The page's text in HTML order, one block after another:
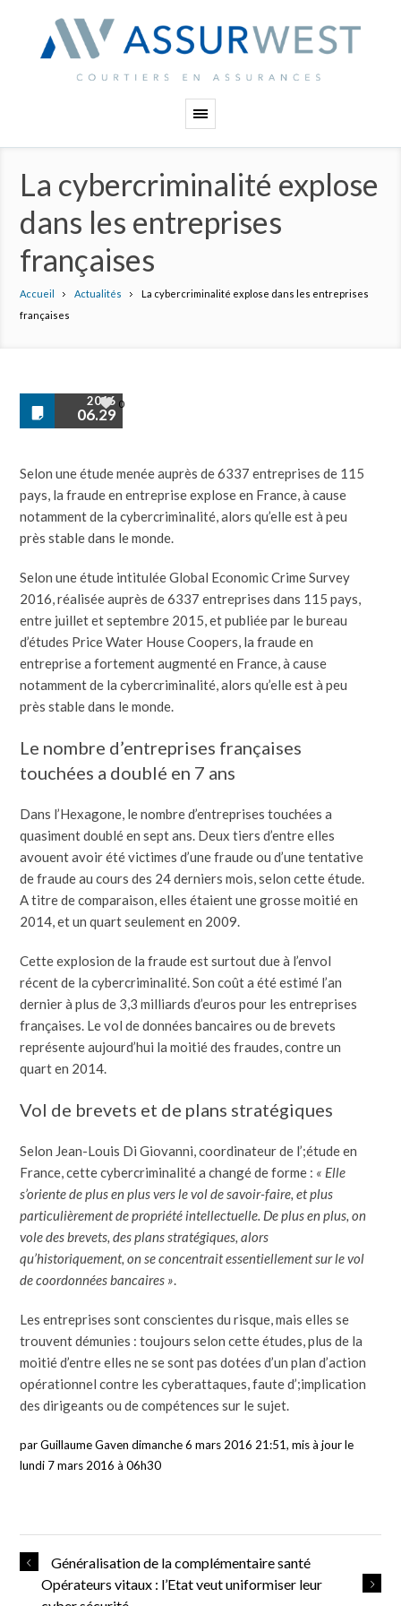
La cybercriminalité explose
dans les entreprises
françaises
Accueil Actualités
La cybercriminalité explose dans les entreprises
françaises
2016
06.29
0
Selon une étude menée auprès de 6337 entreprises de 115
pays, la fraude en entreprise explose en France, à cause
notamment de la cybercriminalité, alors qu’elle est à peu
près stable dans le monde.
Selon une étude intitulée Global Economic Crime Survey
2016, réalisée auprès de 6337 entreprises dans 115 pays,
entre juillet et septembre 2015, et publiée par le bureau
d’études Price Water House Coopers, la fraude en
entreprise a fortement augmenté en France, à cause
notamment de la cybercriminalité, alors qu’elle est à peu
près stable dans le monde.
Le nombre d’entreprises françaises
touchées a doublé en 7 ans
Dans l’Hexagone, le nombre d’entreprises touchées a
quasiment doublé en sept ans. Deux tiers d’entre elles
avouent avoir été victimes d’une fraude ou d’une tentative
de fraude au cours des 24 derniers mois, selon cette étude.
A titre de comparaison, elles étaient une grosse moitié en
2014, et un quart seulement en 2009.
Cette explosion de la fraude est surtout due à l’envol
récent de la cybercriminalité. Son coût a été estimé l’an
dernier à plus de 3,3 milliards d’euros pour les entreprises
françaises. Le vol de données bancaires ou de brevets
représente aujourd’hui la moitié des fraudes, contre un
quart en 2014.
Vol de brevets et de plans stratégiques
Selon Jean-Louis Di Giovanni, coordinateur de l’;étude en
France, cette cybercriminalité a changé de forme : « Elle
s’oriente de plus en plus vers le vol de savoir-faire, et plus
particulièrement de propriété intellectuelle. De plus en plus, on
vole des brevets, des plans stratégiques, alors
qu’historiquement, on se concentrait essentiellement sur le vol
de coordonnées bancaires ».
Les entreprises sont conscientes du risque, mais elles se
trouvent démunies : toujours selon cette études, plus de la
moitié d’entre elles ne se sont pas dotées d’un plan d’action
opérationnel contre les cyberattaques, faute d’;implication
des dirigeants ou de compétences sur le sujet.
par Guillaume Gaven dimanche 6 mars 2016 21:51, mis à jour le
lundi 7 mars 2016 à 06h30
Généralisation de la complémentaire santé
Opérateurs vitaux : l’Etat veut uniformiser leur